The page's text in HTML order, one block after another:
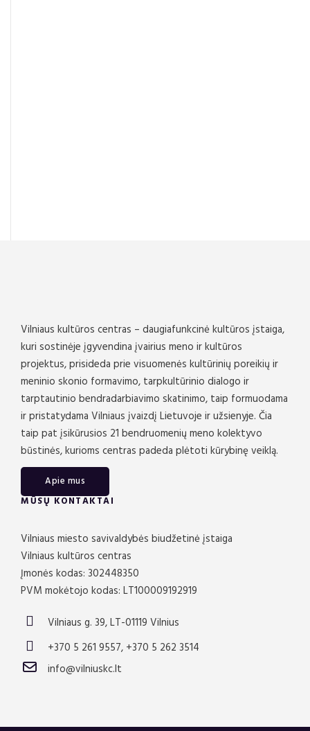
Vilniaus kultūros centras – daugiafunkcinė kultūros įstaiga,
kuri sostinėje įgyvendina įvairius meno ir kultūros
projektus, prisideda prie visuomenės kultūrinių poreikių ir
meninio skonio formavimo, tarpkultūrinio dialogo ir
tarptautinio bendradarbiavimo skatinimo, taip formuodama
ir pristatydama Vilniaus įvaizdį Lietuvoje ir užsienyje. Čia
taip pat įsikūrusios 21 bendruomenių meno kolektyvo
būstinės, kurioms centras padeda plėtoti kūrybinę veiklą.
Apie mus
MŪSŲ KONTAKTAI
Vilniaus miesto savivaldybės biudžetinė įstaiga
Vilniaus kultūros centras
Įmonės kodas: 302448350
PVM mokėtojo kodas: LT100009192919
Vilniaus g. 39, LT-01119 Vilnius
+370 5 261 9557, +370 5 262 3514
info@vilniuskc.lt